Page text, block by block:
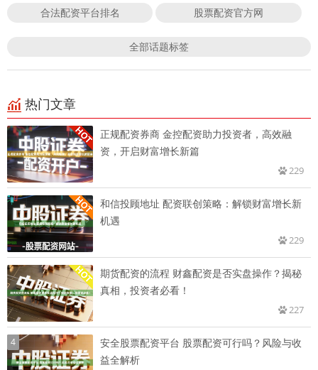
合法配资平台排名 股票配资官方网
全部话题标签
热门文章
正规配资券商 金控配资助力投资者，高效融
资，开启财富增长新篇
229
和信投顾地址 配资联创策略：解锁财富增长新
机遇
229
期货配资的流程 财鑫配资是否实盘操作？揭秘
真相，投资者必看！
227
4
安全股票配资平台 股票配资可行吗？风险与收
益全解析